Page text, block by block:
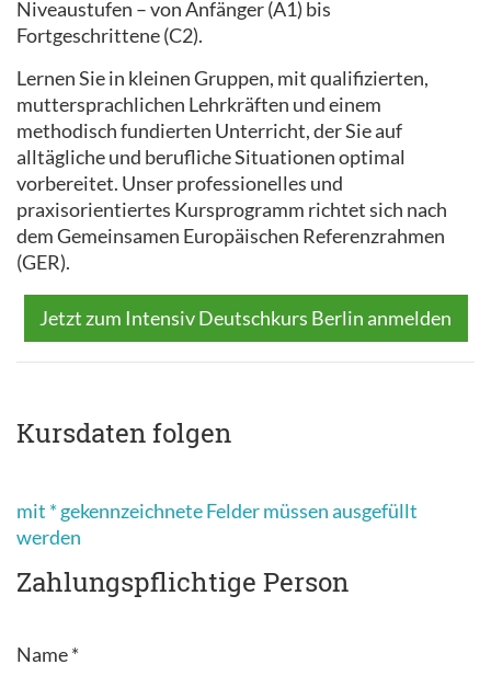
Niveaustufen – von Anfänger (A1) bis
Fortgeschrittene (C2).
Lernen Sie in kleinen Gruppen, mit qualifizierten,
muttersprachlichen Lehrkräften und einem
methodisch fundierten Unterricht, der Sie auf
alltägliche und berufliche Situationen optimal
vorbereitet. Unser professionelles und
praxisorientiertes Kursprogramm richtet sich nach
dem Gemeinsamen Europäischen Referenzrahmen
(GER).
Jetzt zum Intensiv Deutschkurs Berlin anmelden
Kursdaten folgen
mit * gekennzeichnete Felder müssen ausgefüllt
werden
Zahlungspflichtige Person
Name *